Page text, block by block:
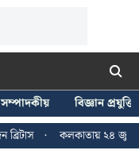
সম্পাদকীয়
বিজ্ঞান প্রযুক্তি
কলকাতায় ২৪ জুলাইয়ের